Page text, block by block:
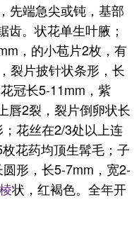
先端急尖或钝，基部
。状花单生叶腋；
，的小苞片2枚，有
裂片披针状条形，长
冠长5-11mm，紫
唇2裂，裂片倒卵状长
花丝在2/3处以上连
花药均顶生髯毛；子
形，长5-7mm，宽2-
状，红褐色。全年开